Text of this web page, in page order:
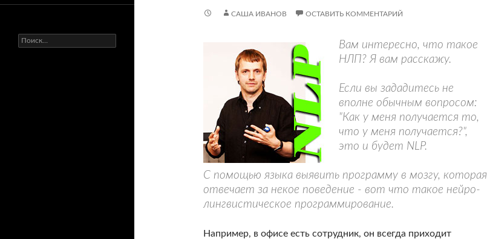
САША ИВАНОВ ОСТАВИТЬ КОММЕНТАРИЙ
Вам интересно, что такое
НЛП? Я вам расскажу.
Если вы зададитесь не
вполне обычным вопросом:
"Как у меня получается то,
что у меня получается?",
это и будет NLP.
С помощью языка выявить программу в мозгу, которая
отвечает за некое поведение - вот что такое нейро-
лингвистическое программирование.
Например, в офисе есть сотрудник, он всегда приходит
Найти: